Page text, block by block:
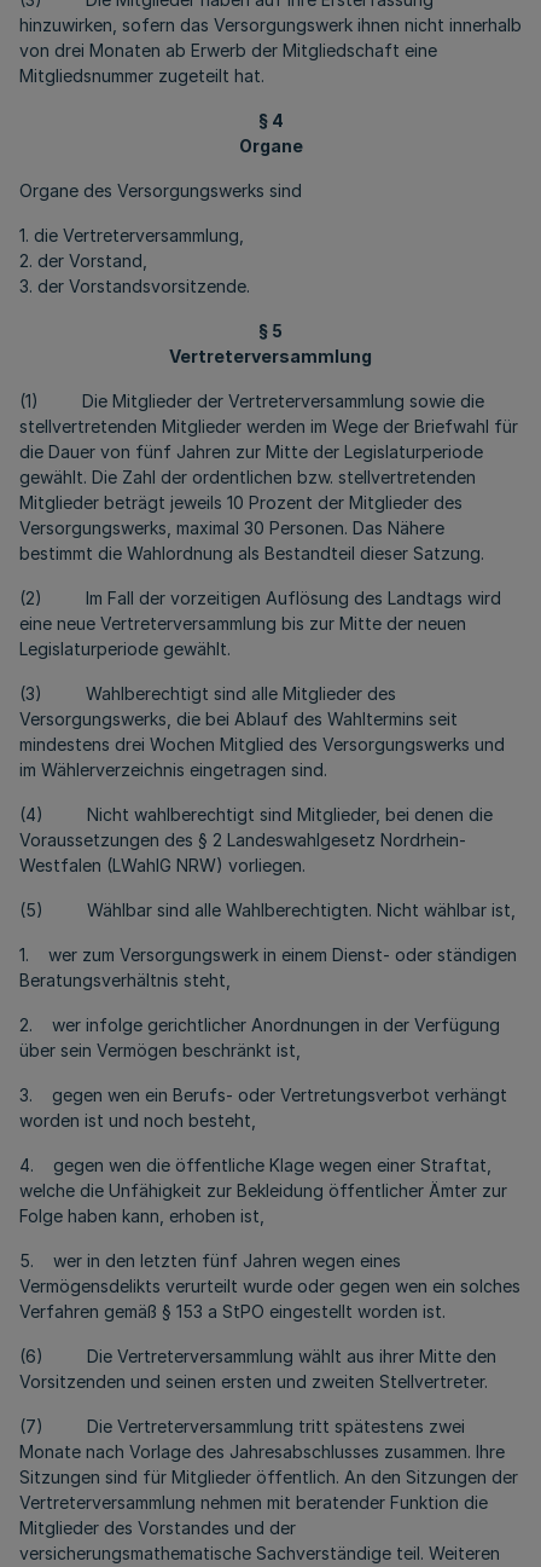
hinzuwirken, sofern das Versorgungswerk ihnen nicht innerhalb
von drei Monaten ab Erwerb der Mitgliedschaft eine
Mitgliedsnummer zugeteilt hat.
§ 4
Organe
Organe des Versorgungswerks sind
1. die Vertreterversammlung,
2. der Vorstand,
3. der Vorstandsvorsitzende.
§ 5
Vertreterversammlung
(1) Die Mitglieder der Vertreterversammlung sowie die
stellvertretenden Mitglieder werden im Wege der Briefwahl für
die Dauer von fünf Jahren zur Mitte der Legislaturperiode
gewählt. Die Zahl der ordentlichen bzw. stellvertretenden
Mitglieder beträgt jeweils 10 Prozent der Mitglieder des
Versorgungswerks, maximal 30 Personen. Das Nähere
bestimmt die Wahlordnung als Bestandteil dieser Satzung.
(2) Im Fall der vorzeitigen Auflösung des Landtags wird
eine neue Vertreterversammlung bis zur Mitte der neuen
Legislaturperiode gewählt.
(3) Wahlberechtigt sind alle Mitglieder des
Versorgungswerks, die bei Ablauf des Wahltermins seit
mindestens drei Wochen Mitglied des Versorgungswerks und
im Wählerverzeichnis eingetragen sind.
(4) Nicht wahlberechtigt sind Mitglieder, bei denen die
Voraussetzungen des § 2 Landeswahlgesetz Nordrhein-
Westfalen (LWahlG NRW) vorliegen.
(5) Wählbar sind alle Wahlberechtigten. Nicht wählbar ist,
1. wer zum Versorgungswerk in einem Dienst- oder ständigen
Beratungsverhältnis steht,
2. wer infolge gerichtlicher Anordnungen in der Verfügung
über sein Vermögen beschränkt ist,
3. gegen wen ein Berufs- oder Vertretungsverbot verhängt
worden ist und noch besteht,
4. gegen wen die öffentliche Klage wegen einer Straftat,
welche die Unfähigkeit zur Bekleidung öffentlicher Ämter zur
Folge haben kann, erhoben ist,
5. wer in den letzten fünf Jahren wegen eines
Vermögensdelikts verurteilt wurde oder gegen wen ein solches
Verfahren gemäß § 153 a StPO eingestellt worden ist.
(6) Die Vertreterversammlung wählt aus ihrer Mitte den
Vorsitzenden und seinen ersten und zweiten Stellvertreter.
(7) Die Vertreterversammlung tritt spätestens zwei
Monate nach Vorlage des Jahresabschlusses zusammen. Ihre
Sitzungen sind für Mitglieder öffentlich. An den Sitzungen der
Vertreterversammlung nehmen mit beratender Funktion die
Mitglieder des Vorstandes und der
versicherungsmathematische Sachverständige teil. Weiteren